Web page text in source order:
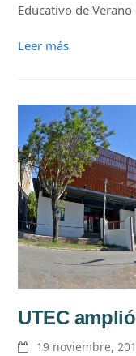
Educativo de
Leer más
UTEC
19 noviembre,